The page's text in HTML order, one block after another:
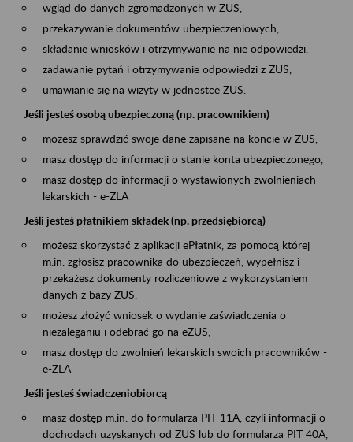
wgląd do danych zgromadzonych w ZUS,
przekazywanie dokumentów ubezpieczeniowych,
składanie wniosków i otrzymywanie na nie odpowiedzi,
zadawanie pytań i otrzymywanie odpowiedzi z ZUS,
umawianie się na wizyty w jednostce ZUS.
Jeśli jesteś osobą ubezpieczoną (np. pracownikiem)
możesz sprawdzić swoje dane zapisane na koncie w ZUS,
masz dostęp do informacji o stanie konta ubezpieczonego,
masz dostęp do informacji o wystawionych zwolnieniach
lekarskich - e-ZLA
Jeśli jesteś płatnikiem składek (np. przedsiębiorcą)
możesz skorzystać z aplikacji ePłatnik, za pomocą której
m.in. zgłosisz pracownika do ubezpieczeń, wypełnisz i
przekażesz dokumenty rozliczeniowe z wykorzystaniem
danych z bazy ZUS,
możesz złożyć wniosek o wydanie zaświadczenia o
niezaleganiu i odebrać go na eZUS,
masz dostęp do zwolnień lekarskich swoich pracowników -
e-ZLA
Jeśli jesteś świadczeniobiorcą
masz dostęp m.in. do formularza PIT 11A, czyli informacji o
dochodach uzyskanych od ZUS lub do formularza PIT 40A,